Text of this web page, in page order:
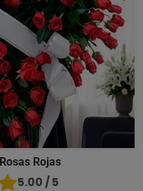
Rojas
5.00 / 5